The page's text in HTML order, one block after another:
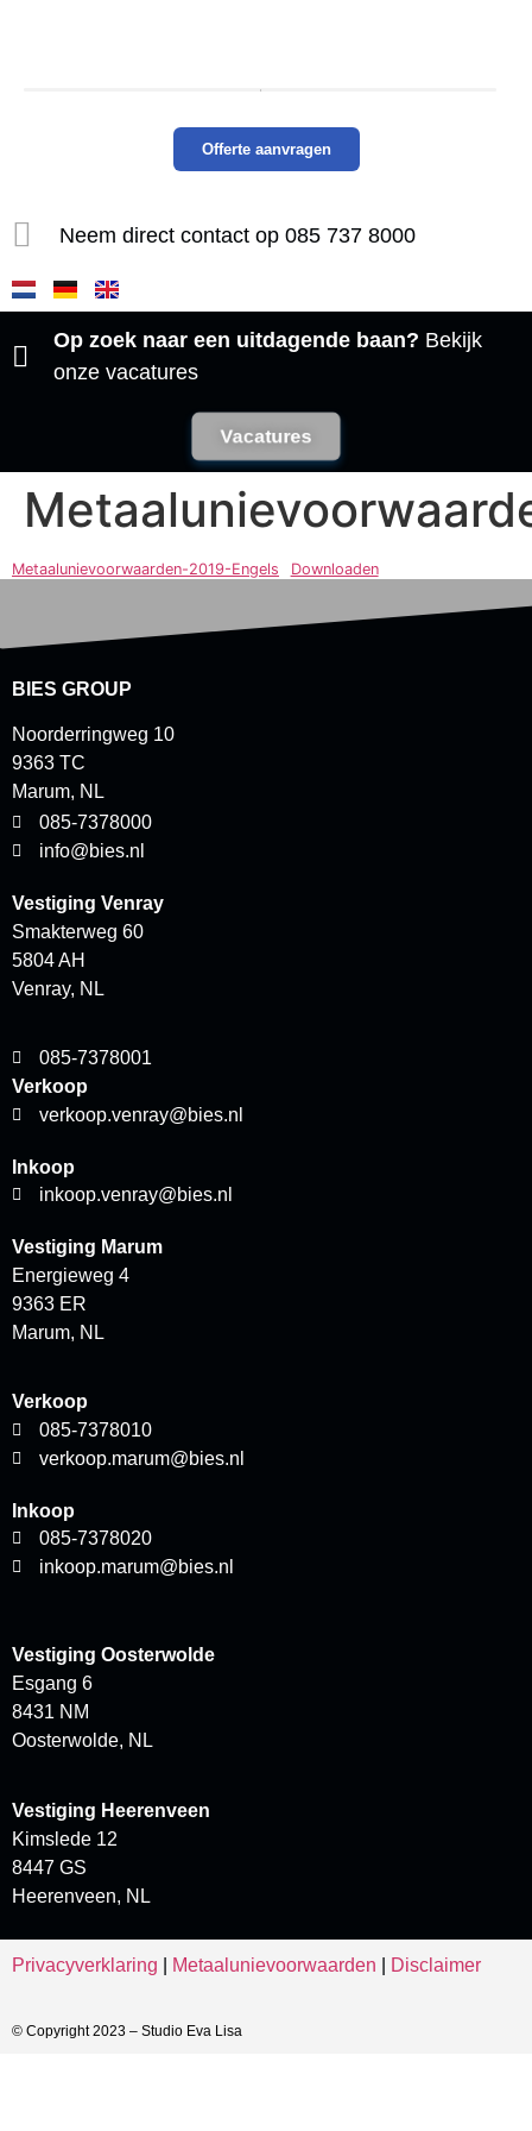
Offerte aanvragen
Neem direct contact op 085 737 8000​
Op zoek naar een uitdagende baan? Bekijk
onze vacatures
Vacatures
Metaalunievoorwaarden-2019-Engels Downloaden
BIES GROUP
Noorderringweg 10
9363 TC
Marum, NL
085-7378000
info@bies.nl
Vestiging Venray
Smakterweg 60
5804 AH
Venray, NL
085-7378001
Verkoop
verkoop.venray@bies.nl
Inkoop
inkoop.venray@bies.nl
Vestiging Marum
Energieweg 4
9363 ER
Marum, NL
Verkoop
085-7378010
verkoop.marum@bies.nl
Inkoop
085-7378020
inkoop.marum@bies.nl
Vestiging Oosterwolde
Esgang 6
8431 NM
Oosterwolde, NL
Vestiging Heerenveen
Kimslede 12
8447 GS
Heerenveen, NL
Privacyverklaring Metaalunievoorwaarden Disclaimer
© Copyright 2023 – Studio Eva Lisa